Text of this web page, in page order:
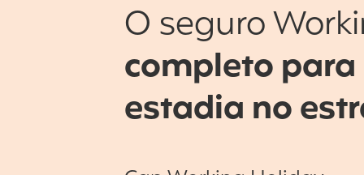
O seguro
completo para
estadia no